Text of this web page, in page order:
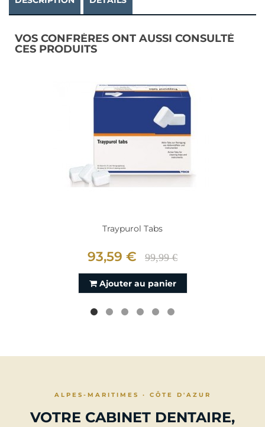
VOS CONFRÈRES ONT AUSSI CONSULTÉ
CES PRODUITS
Traypurol Tabs
93,59 € 99,99 €
Ajouter au panier
ALPES-MARITIMES · CÔTE D'AZUR
VOTRE CABINET DENTAIRE,